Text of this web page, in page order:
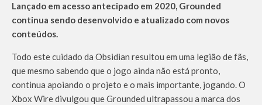
Lançado em acesso antecipado em 2020, Grounded
continua sendo desenvolvido e atualizado com novos
conteúdos.
Todo este cuidado da Obsidian resultou em uma legião de fãs,
que mesmo sabendo que o jogo ainda não está pronto,
continua apoiando o projeto e o mais importante, jogando. O
Xbox Wire divulgou que Grounded ultrapassou a marca dos